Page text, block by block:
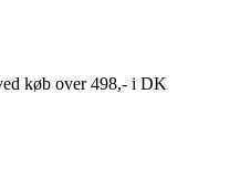
køb over 498,- i DK